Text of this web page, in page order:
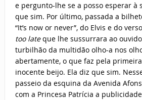
e pergunto-lhe se a posso esperar à
que sim. Por último, passada a
“It’s now or never”, do Elvis e do verso
too lateque lhe sussurrara ao
turbilhão da multidão olho-a nos
abertamente, o que faz pela
inocente beijo. Ela diz que sim.
passeio da esquina da Avenida
com a Princesa Patrícia a